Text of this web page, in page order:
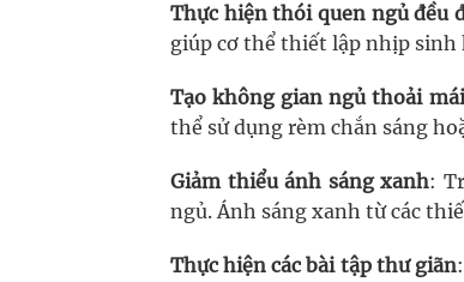
Thực hiện thói quen ngủ đều
giúp cơ thể thiết lập nhịp sinh
Tạo không gian ngủ thoải mái
thể sử dụng rèm chắn sáng
Giảm thiểu ánh sáng xanh:
ngủ. Ánh sáng xanh từ các
Thực hiện các bài tập thư giãn